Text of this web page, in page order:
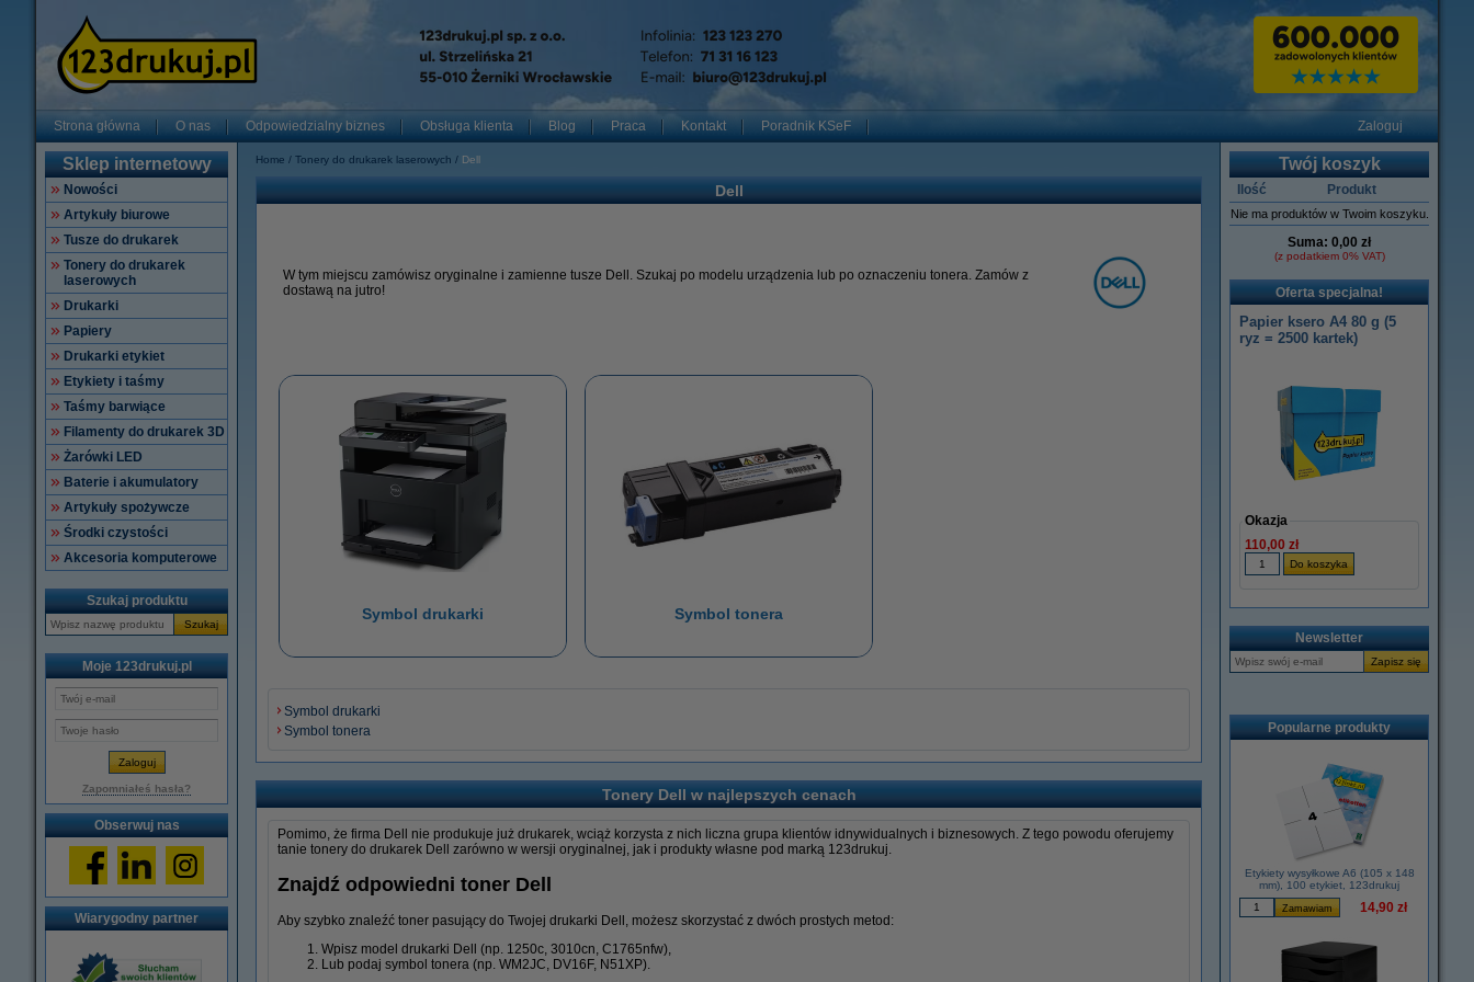
Strona główna O nas Odpowiedzialny biznes Obsługa klienta Blog Praca Kontakt Poradnik KSeF Zaloguj
Sklep internetowy
Nowości
Artykuły biurowe
Tusze do drukarek
Tonery do drukarek
laserowych
Drukarki
Papiery
Drukarki etykiet
Etykiety i taśmy
Taśmy barwiące
Filamenty do drukarek 3D
Żarówki LED
Baterie i akumulatory
Artykuły spożywcze
Środki czystości
Akcesoria komputerowe
Szukaj produktu
Szukaj
Moje 123drukuj.pl
Zapomniałeś hasła?
Obserwuj nas
Wiarygodny partner
Home Tonery do drukarek laserowych Dell
Dell
W tym miejscu zamówisz oryginalne i zamienne tusze Dell. Szukaj po modelu urządzenia lub po oznaczeniu tonera. Zamów z
dostawą na jutro!
Symbol drukarki Symbol tonera
Symbol drukarki
Symbol tonera
Tonery Dell w najlepszych cenach
Pomimo, że firma Dell nie produkuje już drukarek, wciąż korzysta z nich liczna grupa klientów idnywidualnych i biznesowych. Z tego powodu oferujemy
tanie tonery do drukarek Dell zarówno w wersji oryginalnej, jak i produkty własne pod marką 123drukuj.
Znajdź odpowiedni toner Dell
Aby szybko znaleźć toner pasujący do Twojej drukarki Dell, możesz skorzystać z dwóch prostych metod:
Wpisz model drukarki Dell (np. 1250c, 3010cn, C1765nfw),
Lub podaj symbol tonera (np. WM2JC, DV16F, N51XP).
Twój koszyk
Ilość Produkt
Nie ma produktów w Twoim koszyku.
Suma: 0,00 zł
(z podatkiem 0% VAT)
Oferta specjalna!
Papier ksero A4 80 g (5
ryz = 2500 kartek)
Okazja
110,00 zł
Newsletter
Popularne produkty
Etykiety wysyłkowe A6 (105 x 148
mm), 100 etykiet, 123drukuj
14,90 zł